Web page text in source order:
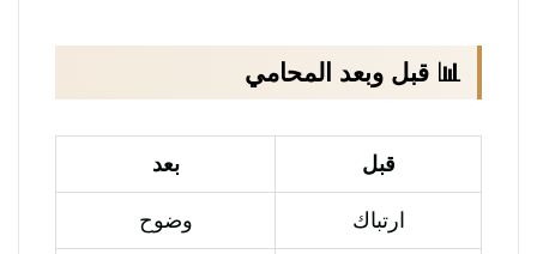
📊 قبل وبعد المحامي
قبل بعد
ارتباك وضوح